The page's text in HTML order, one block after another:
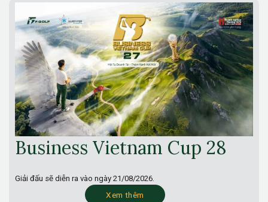
Business Vietnam Cup 28
Giải đấu sẽ diễn ra vào ngày 21/08/2026.
Xem thêm